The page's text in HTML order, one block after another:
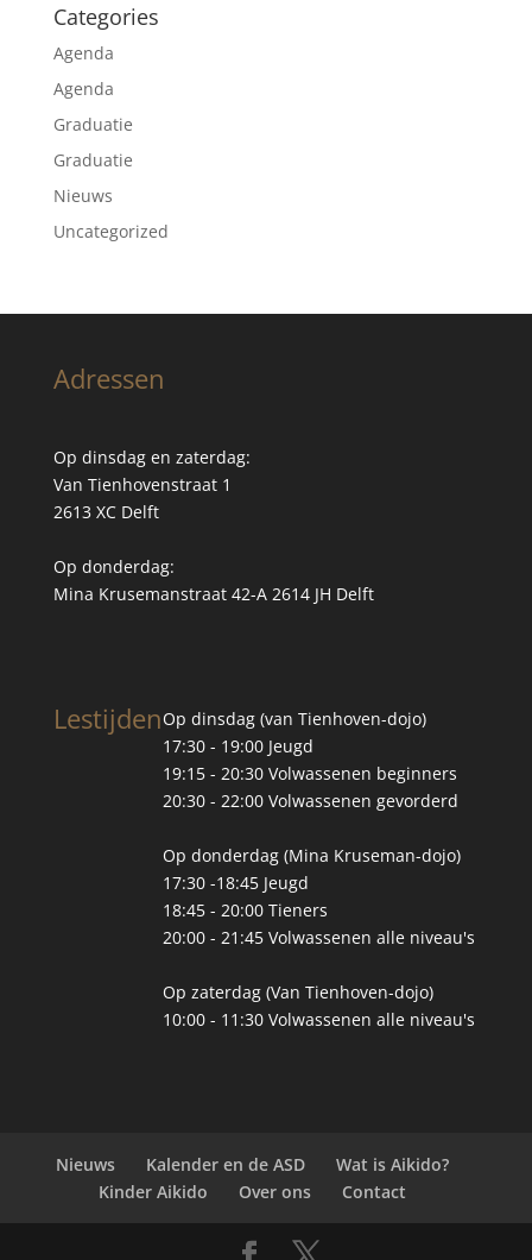
Categories
Agenda
Agenda
Graduatie
Graduatie
Nieuws
Uncategorized
Adressen
Op dinsdag en zaterdag:
Van Tienhovenstraat 1
2613 XC Delft
Op donderdag:
Mina Krusemanstraat 42-A 2614 JH Delft
LestijdenOp dinsdag (van Tienhoven-dojo)
17:30 - 19:00 Jeugd
19:15 - 20:30 Volwassenen beginners
20:30 - 22:00 Volwassenen gevorderd
Op donderdag (Mina Kruseman-dojo)
17:30 -18:45 Jeugd
18:45 - 20:00 Tieners
20:00 - 21:45 Volwassenen alle niveau's
Op zaterdag (Van Tienhoven-dojo)
10:00 - 11:30 Volwassenen alle niveau's
Nieuws Kalender en de ASD
Wat is Aikido?
Kinder Aikido
Over ons Contact